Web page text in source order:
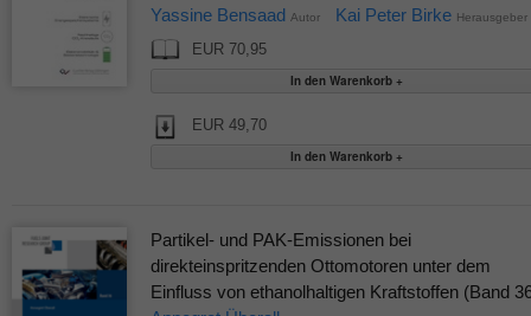
Yassine Bensaad Autor Kai Peter Birke Herausgeber
EUR 70,95
EUR 49,70
Partikel- und PAK-Emissionen bei
direkteinspritzenden Ottomotoren unter dem
Einfluss von ethanolhaltigen Kraftstoffen (Band